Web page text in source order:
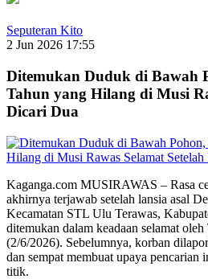
Seputeran Kito
2 Jun 2026 17:55
Ditemukan Duduk di Bawah
Tahun yang Hilang di Musi
Dicari Dua
Kaganga.com MUSIRAWAS – Rasa
akhirnya terjawab setelah lansia asal
Kecamatan STL Ulu Terawas,
ditemukan dalam keadaan selamat
(2/6/2026). Sebelumnya, korban
dan sempat membuat upaya
titik.